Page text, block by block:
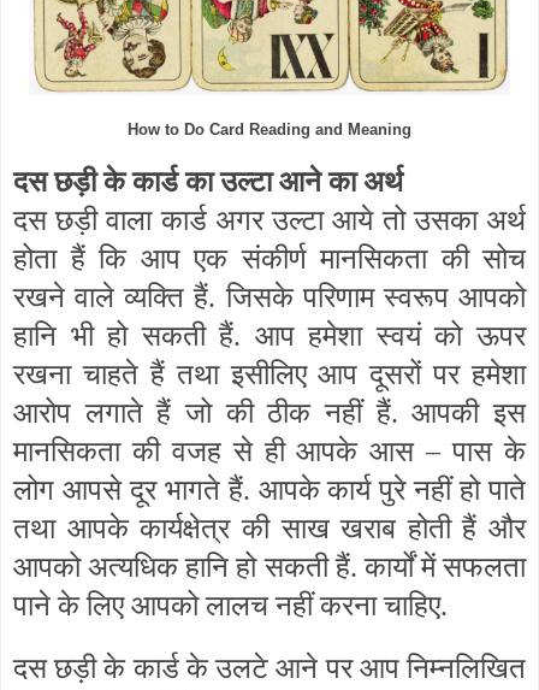
How to Do Card Reading and Meaning
दस छड़ी के कार्ड का उल्टा आने का अर्थ
दस छड़ी वाला कार्ड अगर उल्टा आये तो उसका अर्थ
होता हैं कि आप एक संकीर्ण मानसिकता की सोच
रखने वाले व्यक्ति हैं. जिसके परिणाम स्वरूप आपको
हानि भी हो सकती हैं. आप हमेशा स्वयं को ऊपर
रखना चाहते हैं तथा इसीलिए आप दूसरों पर हमेशा
आरोप लगाते हैं जो की ठीक नहीं हैं. आपकी इस
मानसिकता की वजह से ही आपके आस – पास के
लोग आपसे दूर भागते हैं. आपके कार्य पुरे नहीं हो पाते
तथा आपके कार्यक्षेत्र की साख खराब होती हैं और
आपको अत्यधिक हानि हो सकती हैं. कार्यों में सफलता
पाने के लिए आपको लालच नहीं करना चाहिए.
दस छड़ी के कार्ड के उलटे आने पर आप निम्नलिखित